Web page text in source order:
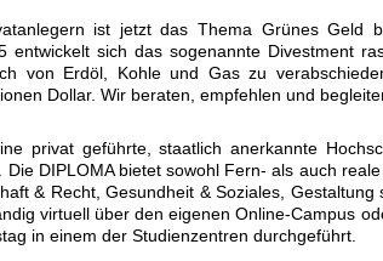
ist jetzt das Thema Grünes Geld
entwickelt sich das sogenannte Divestment
von Erdöl, Kohle und Gas zu
Dollar. Wir beraten, empfehlen und
privat geführte, staatlich anerkannte
DIPLOMA bietet sowohl Fern- als auch
& Recht, Gesundheit & Soziales, Gestaltung
virtuell über den eigenen Online-Campus
in einem der Studienzentren durchgeführt.